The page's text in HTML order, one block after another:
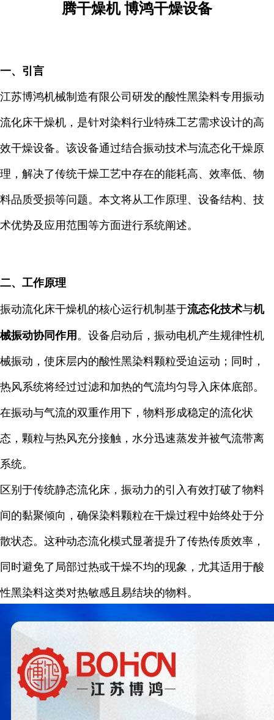
腾干燥机 博鸿干燥设备
一、引言
江苏博鸿机械制造有限公司研发的酸性黑染料专用振动
流化床干燥机，是针对染料行业特殊工艺需求设计的高
效干燥设备。该设备通过结合振动技术与流态化干燥原
理，解决了传统干燥工艺中存在的能耗高、效率低、物
料品质受损等问题。本文将从工作原理、设备结构、技
术优势及应用范围等方面进行系统阐述。
二、工作原理
振动流化床干燥机的核心运行机制基于流态化技术与机
械振动协同作用 。设备启动后，振动电机产生规律性机
械振动，使床层内的酸性黑染料颗粒受迫运动；同时，
热风系统将经过过滤和加热的气流均匀导入床体底部。
在振动与气流的双重作用下，物料形成稳定的流化状
态，颗粒与热风充分接触，水分迅速蒸发并被气流带离
系统。
区别于传统静态流化床，振动力的引入有效打破了物料
间的黏聚倾向，确保染料颗粒在干燥过程中始终处于分
散状态。这种动态流化模式显著提升了传热传质效率，
同时避免了局部过热或干燥不均的现象，尤其适用于酸
性黑染料这类对热敏感且易结块的物料。